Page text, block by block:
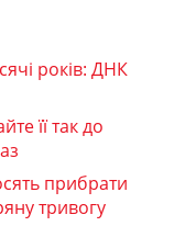
років: ДНК
її так до
прибрати
тривогу